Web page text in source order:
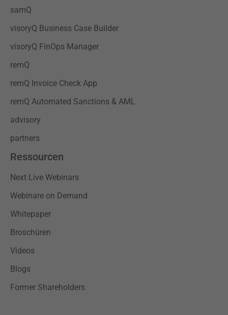
samQ
visoryQ Business Case Builder
visoryQ FinOps Manager
remQ
remQ Invoice Check App
remQ Automated Sanctions & AML
advisory
partners
Ressourcen
Next Live Webinars
Webinare on Demand
Whitepaper
Broschüren
Videos
Blogs
Former Shareholders